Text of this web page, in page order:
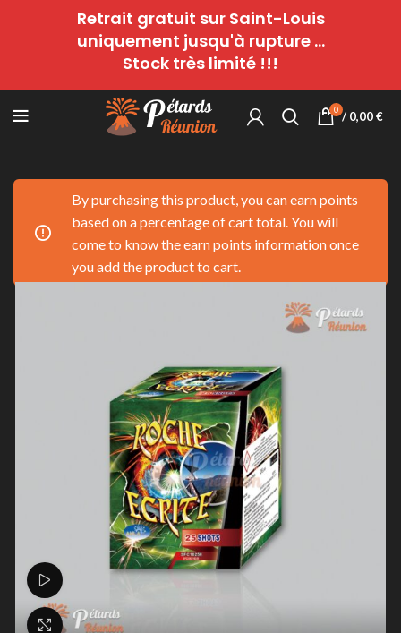
0 / 0,00€
By purchasing this product, you can earn points
based on a percentage of cart total. You will
come to know the earn points information once
you add the product to cart.
Agrandir
Retrait gratuit sur Saint-Louis
uniquement jusqu'à rupture ...
Stock très limité !!!